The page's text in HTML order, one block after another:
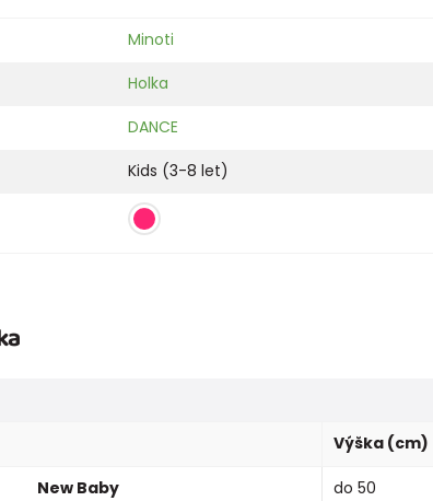
Minoti
Holka
DANCE
Kids (3-8 let)
Výška (cm)
New Baby do 50